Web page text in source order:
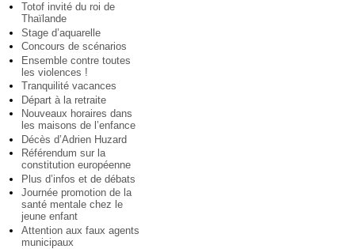
Totof invité du roi de
Thaïlande
Stage d’aquarelle
Concours de scénarios
Ensemble contre toutes
les violences !
Tranquilité vacances
Départ à la retraite
Nouveaux horaires dans
les maisons de l’enfance
Décès d’Adrien Huzard
Référendum sur la
constitution européenne
Plus d’infos et de débats
Journée promotion de la
santé mentale chez le
jeune enfant
Attention aux faux agents
municipaux